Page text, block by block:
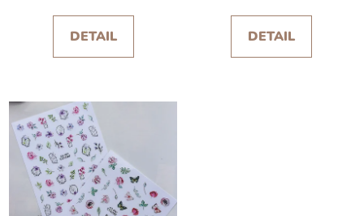
DETAIL
5,0
z
DETAIL